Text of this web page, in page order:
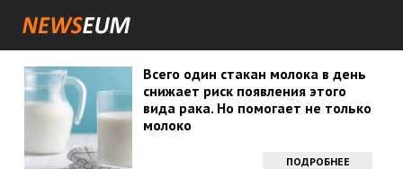
Всего один стакан молока в день
снижает риск появления этого
вида рака. Но помогает не только
молоко
ПОДРОБНЕЕ